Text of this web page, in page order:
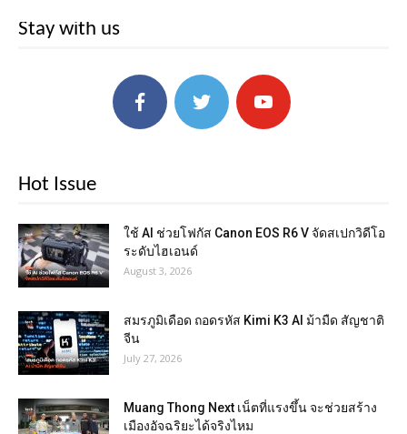
Stay with us
Hot Issue
ใช้ AI ช่วยโฟกัส Canon EOS R6 V จัดสเปกวิดีโอ
ระดับไฮเอนด์
August 3, 2026
สมรภูมิเดือด ถอดรหัส Kimi K3 AI ม้ามืด สัญชาติ
จีน
July 27, 2026
Muang Thong Next เน็ตที่แรงขึ้น จะช่วยสร้าง
เมืองอัจฉริยะได้จริงไหม